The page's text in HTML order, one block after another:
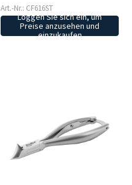
Art.-Nr.: CF616ST
Loggen Sie sich ein, um
Preise anzusehen und
einzukaufen